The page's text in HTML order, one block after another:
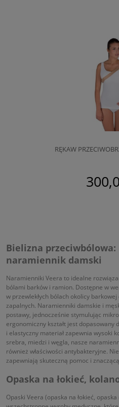
RĘKAW
Bielizna
naramiennik damski
Naramienniki Veera to idealne
bólami barków i ramion. Dostępne w
w przewlekłych bólach okolicy
zapalnych. Naramienniki damskie i
postawy, jednocześnie stymulując
ergonomiczny kształt jest dopasowany
i elastyczny materiał zapewnia wysoki
srebra, miedzi i węgla, nasze
również właściwości antybakteryjne.
zapewniają skuteczną pomoc i
Opaska na łokieć,
Opaski Veera (opaska na łokieć,